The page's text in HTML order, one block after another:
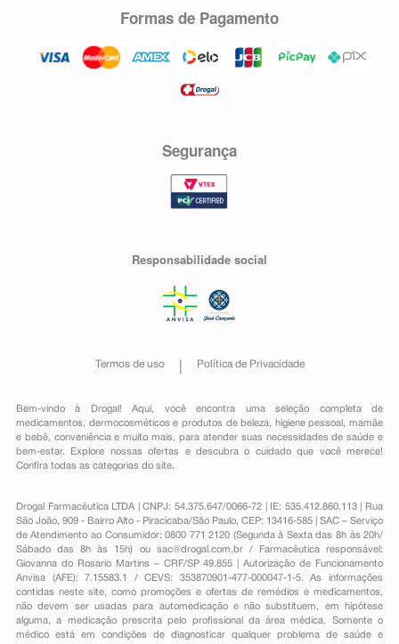
Formas de Pagamento
Segurança
Responsabilidade social
Termos de uso Política de Privacidade
Bem-vindo à Drogal! Aqui, você encontra uma seleção completa de
medicamentos , dermocosméticos e produtos de beleza, higiene pessoal ,mamãe
e bebê, conveniênciae muito mais, para atender suas necessidades de saúde e
bem-estar. Explore nossas ofertas e descubra o cuidado que você merece!
Confira todas as categorias do site.
Drogal Farmacêutica LTDA | CNPJ: 54.375.647/0066-72 | IE: 535.412.860.113 | Rua
São João, 909 - Bairro Alto - Piracicaba/São Paulo, CEP: 13416-585 | SAC – Serviço
de Atendimento ao Consumidor: 0800 771 2120 (Segunda à Sexta das 8h às 20h/
Sábado das 8h às 15h) ou sac@drogal.com.br/ Farmacêutica responsável:
Giovanna do Rosario Martins – CRF/SP 49.855 | Autorização de Funcionamento
Anvisa (AFE): 7.15583.1 / CEVS: 353870901-477-000047-1-5. As informações
contidas neste site, como promoções e ofertas de remédios e medicamentos,
não devem ser usadas para automedicação e não substituem, em hipótese
alguma, a medicação prescrita pelo profissional da área médica. Somente o
médico está em condições de diagnosticar qualquer problema de saúde e